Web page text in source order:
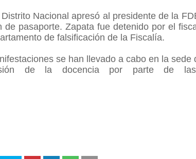
Nacional apresó al presidente de la
de pasaporte. Zapata fue detenido por el
de falsificación de la Fiscalía.
se han llevado a cabo en la sede
de la docencia por parte de las